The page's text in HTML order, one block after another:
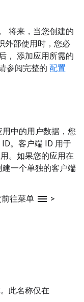
将来，当您创建的
外部使用时，您必
， 添加应用所需的
参阅完整的 配置
中的用户数据，您
。客户端 ID 用于
。如果您的应用在
一个单独的客户端
往菜单 menu >
此名称仅在